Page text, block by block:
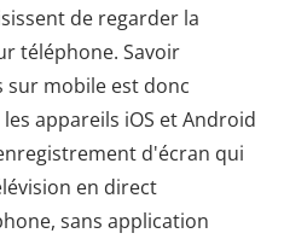
de regarder la
téléphone. Savoir
sur mobile est donc
appareils iOS et Android
d'écran qui
en direct
sans application